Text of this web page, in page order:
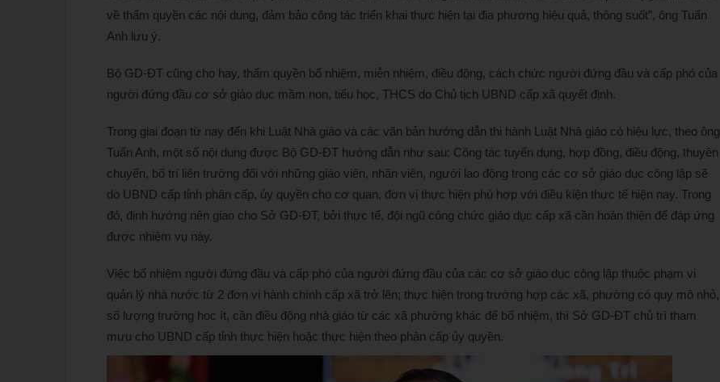
về thẩm quyền các nội dung, đảm bảo công tác triển khai thực hiện tại địa phương hiệu quả, thông suốt”, ông Tuấn
Anh lưu ý.
Bộ GD-ĐT cũng cho hay, thẩm quyền bổ nhiệm, miễn nhiệm, điều động, cách chức người đứng đầu và cấp phó của
người đứng đầu cơ sở giáo dục mầm non, tiểu học, THCS do Chủ tịch UBND cấp xã quyết định.
Trong giai đoạn từ nay đến khi Luật Nhà giáo và các văn bản hướng dẫn thi hành Luật Nhà giáo có hiệu lực, theo ông
Tuấn Anh, một số nội dung được Bộ GD-ĐT hướng dẫn như sau: Công tác tuyển dụng, hợp đồng, điều động, thuyên
chuyển, bố trí liên trường đối với những giáo viên, nhân viên, người lao động trong các cơ sở giáo dục công lập sẽ
do UBND cấp tỉnh phân cấp, ủy quyền cho cơ quan, đơn vị thực hiện phù hợp với điều kiện thực tế hiện nay. Trong
đó, định hướng nên giao cho Sở GD-ĐT, bởi thực tế, đội ngũ công chức giáo dục cấp xã cần hoàn thiện để đáp ứng
được nhiệm vụ này.
Việc bổ nhiệm người đứng đầu và cấp phó của người đứng đầu của các cơ sở giáo dục công lập thuộc phạm vi
quản lý nhà nước từ 2 đơn vị hành chính cấp xã trở lên; thực hiện trong trường hợp các xã, phường có quy mô nhỏ,
số lượng trường học ít, cần điều động nhà giáo từ các xã phường khác để bổ nhiệm, thì Sở GD-ĐT chủ trì tham
mưu cho UBND cấp tỉnh thực hiện hoặc thực hiện theo phân cấp ủy quyền.